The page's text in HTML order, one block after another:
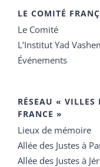
LE COMITÉ
Le Comité
L’Institut Yad
Événements
RÉSEAU « VILLES
FRANCE »
Lieux de mémoire
Allée des Justes à
Allée des Justes à